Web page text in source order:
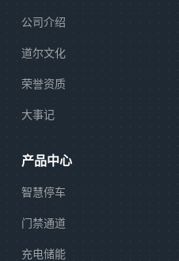
公司介绍
道尔文化
荣誉资质
大事记
产品中心
智慧停车
门禁通道
充电储能